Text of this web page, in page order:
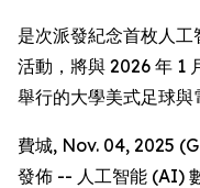
是次派發紀念首枚人
活動，將與 2026 年 1
舉行的大學美式足球
費城, Nov. 04, 2025
發佈 -- 人工智能 (AI)